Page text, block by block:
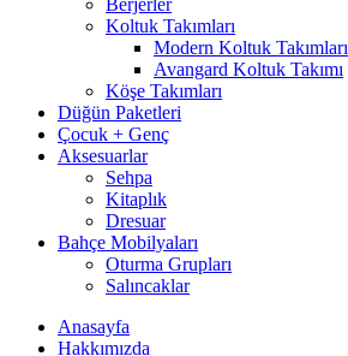
Berjerler
Koltuk Takımları
Modern Koltuk Takımları
Avangard Koltuk Takımı
Köşe Takımları
Düğün Paketleri
Çocuk + Genç
Aksesuarlar
Sehpa
Kitaplık
Dresuar
Bahçe Mobilyaları
Oturma Grupları
Salıncaklar
Anasayfa
Hakkımızda